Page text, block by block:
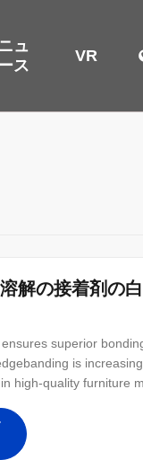
ュ
ス
VR
解の接着剤の
superior
is
high-quality furniture